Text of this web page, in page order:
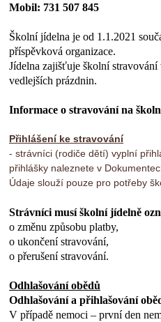
Mobil: 731 507 845
Školní jídelna je od 1.1.2021
příspěvková organizace.
Jídelna zajišťuje školní
vedlejších prázdnin.
Informace o stravování na
Přihlášení ke stravování
- strávníci (rodiče dětí) vyplní
přihlášky naleznete v
Údaje slouží pouze pro potřeby
Strávníci musí školní jídelně
o změnu způsobu platby,
o ukončení stravování,
o přerušení stravování.
Odhlašování obědů
Odhlašování a přihlašování
V případě nemoci – první den